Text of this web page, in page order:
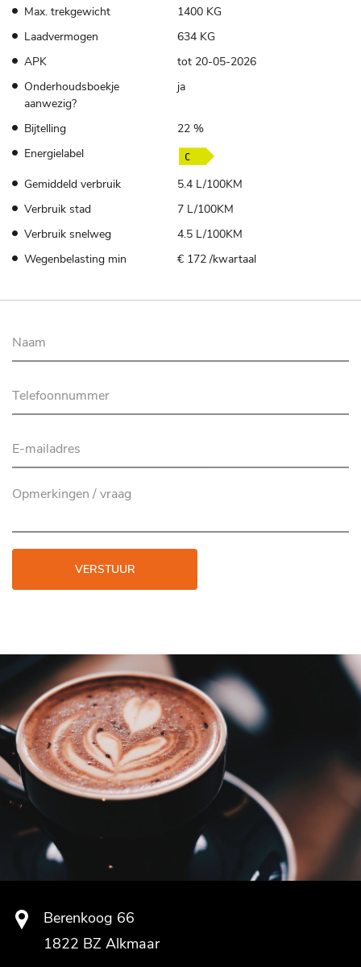
Max. trekgewicht
1400 KG
Laadvermogen
634 KG
APK
tot 20-05-2026
Onderhoudsboekje
aanwezig?
ja
Bijtelling
22 %
Energielabel
Gemiddeld verbruik
5.4 L/100KM
Verbruik stad
7 L/100KM
Verbruik snelweg
4.5 L/100KM
Wegenbelasting min
€ 172 /kwartaal
VERSTUUR
Berenkoog 66
1822 BZ Alkmaar